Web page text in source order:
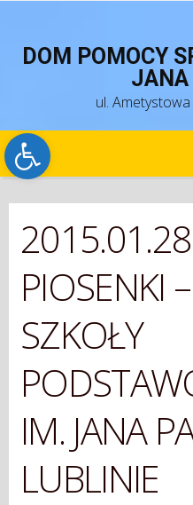
Open toolbar
DOM POMOCY
JANA
ul.
PIOSENKI
SZKOŁY
IM. JANA
LUBLINIE